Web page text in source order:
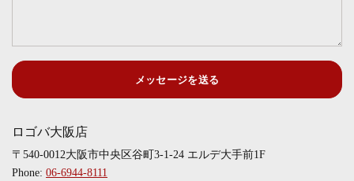
メッセージを送る
ロゴバ大阪店
〒540-0012大阪市中央区谷町3-1-24 エルデ大手前1F
Phone:06-6944-8111